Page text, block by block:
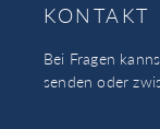
KONTAKT
Bei Fragen
senden oder